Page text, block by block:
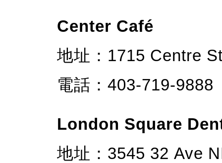
Center Café
地址：1715 Centre
電話：403-719-9888
London Square
地址：3545 32 Ave